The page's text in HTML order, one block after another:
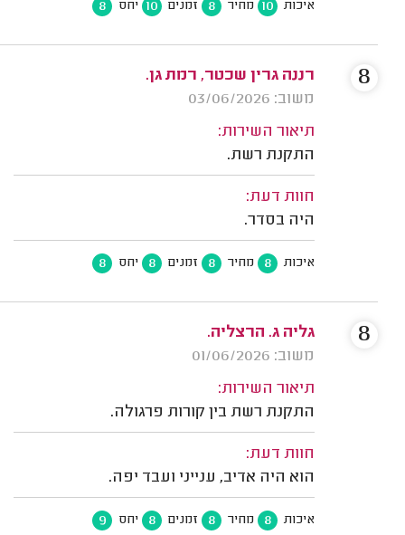
איכות 10 מחיר 8 זמנים 10 יחס 8
רננה גרין שכטר, רמת גן.
משוב: 03/06/2026
תיאור השירות:
התקנת רשת.
חוות דעת:
היה בסדר.
איכות 8 מחיר 8 זמנים 8 יחס 8
8
גליה ג. הרצליה.
משוב: 01/06/2026
תיאור השירות:
התקנת רשת בין קורות פרגולה.
חוות דעת:
הוא היה אדיב, ענייני ועבד יפה.
איכות 8 מחיר 8 זמנים 8 יחס 9
8